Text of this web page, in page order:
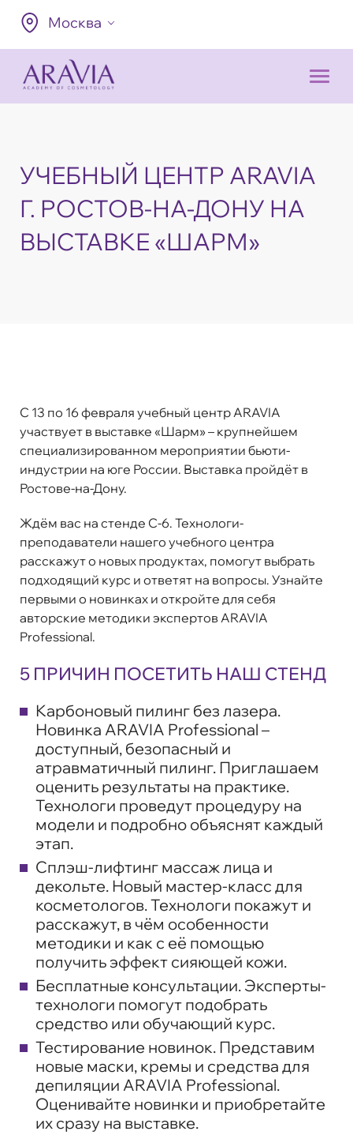
Москва
УЧЕБНЫЙ ЦЕНТР ARAVIA
Г. РОСТОВ-НА-ДОНУ НА
ВЫСТАВКЕ «ШАРМ»
C 13 по 16 февраля учебный центр ARAVIA
участвует в выставке «Шарм» – крупнейшем
специализированном мероприятии бьюти-
индустрии на юге России. Выставка пройдёт в
Ростове-на-Дону.
Ждём вас на стенде C-6. Технологи-
преподаватели нашего учебного центра
расскажут о новых продуктах, помогут выбрать
подходящий курс и ответят на вопросы. Узнайте
первыми о новинках и откройте для себя
авторские методики экспертов ARAVIA
Professional.
5 ПРИЧИН ПОСЕТИТЬ НАШ СТЕНД
Карбоновый пилинг без лазера.
Новинка ARAVIA Professional –
доступный, безопасный и
атравматичный пилинг. Приглашаем
оценить результаты на практике.
Технологи проведут процедуру на
модели и подробно объяснят каждый
этап.
Сплэш-лифтинг массаж лица и
декольте. Новый мастер-класс для
косметологов. Технологи покажут и
расскажут, в чём особенности
методики и как с её помощью
получить эффект сияющей кожи.
Бесплатные консультации. Эксперты-
технологи помогут подобрать
средство или обучающий курс.
Тестирование новинок. Представим
новые маски, кремы и средства для
депиляции ARAVIA Professional.
Оценивайте новинки и приобретайте
их сразу на выставке.